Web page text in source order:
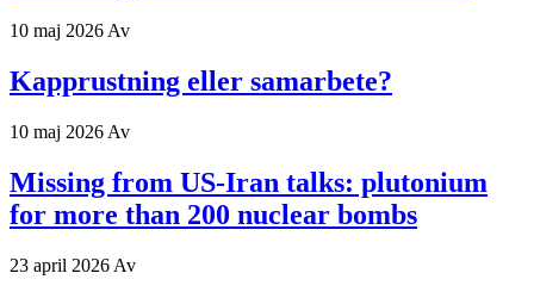
10 maj 2026 Av
Kapprustning eller samarbete?
10 maj 2026 Av
Missing from US-Iran talks: plutonium
for more than 200 nuclear bombs
23 april 2026 Av